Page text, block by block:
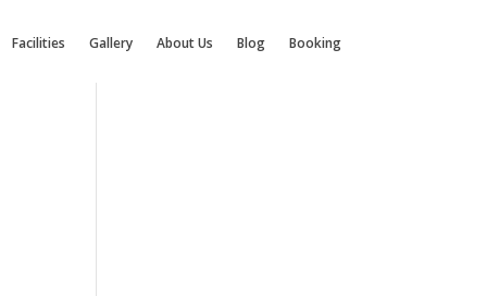
Facilities Gallery About Us Blog Booking